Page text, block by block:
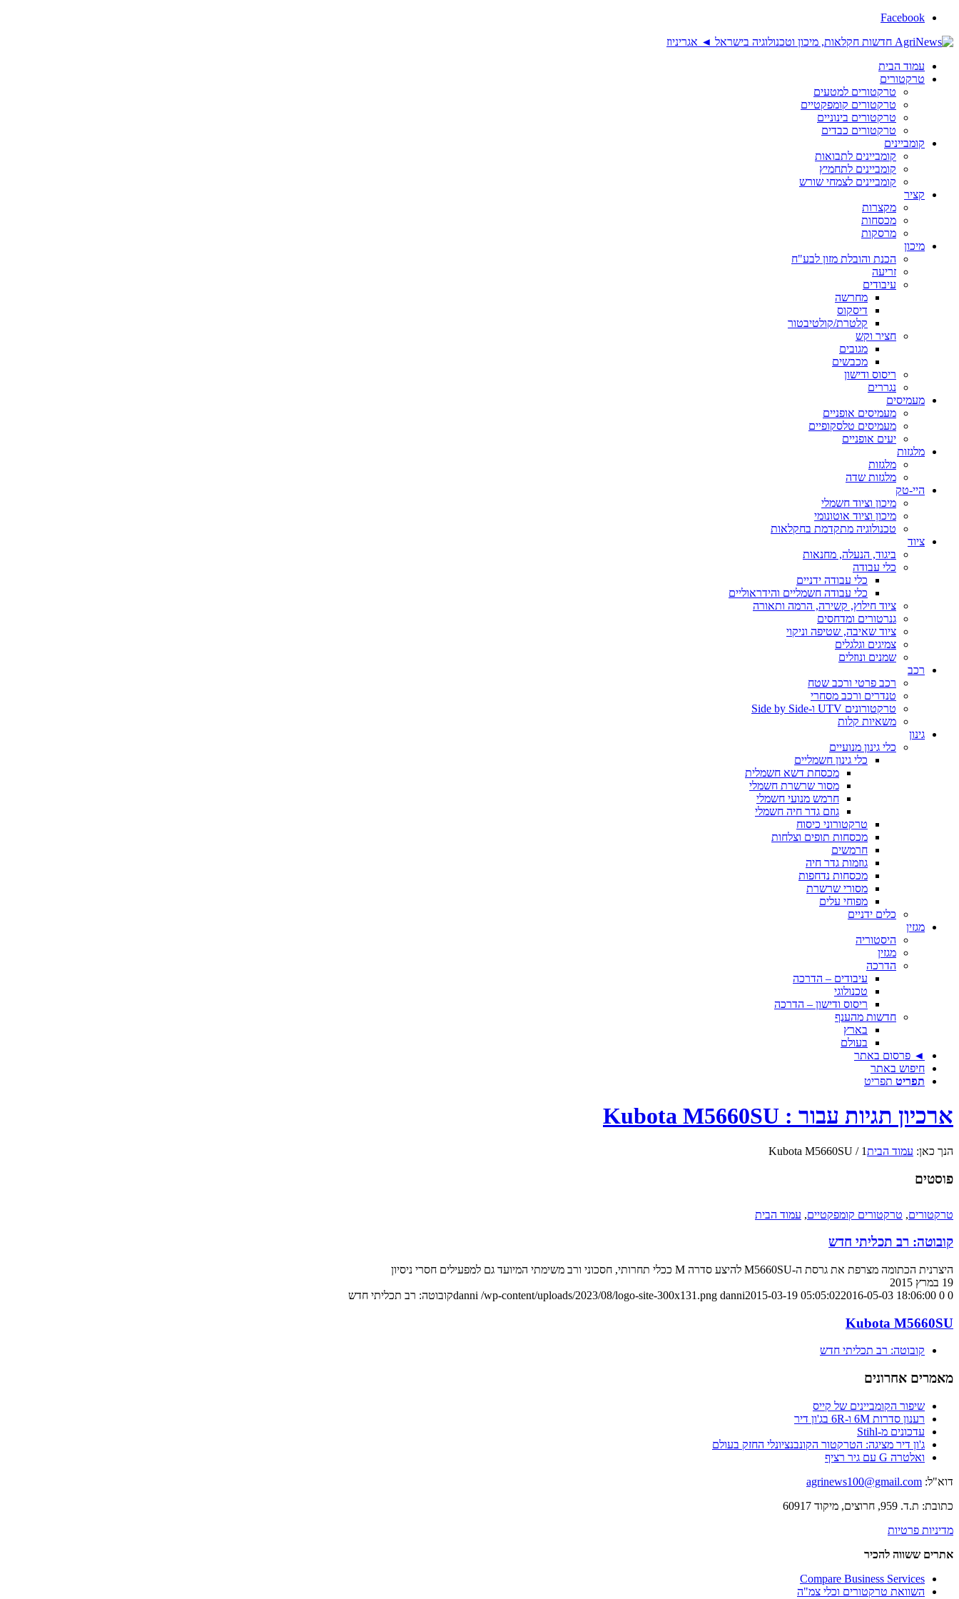
Facebook
עמוד הבית
טרקטורים
טרקטורים למטעים
טרקטורים קומפקטיים
טרקטורים בינוניים
טרקטורים כבדים
קומביינים
קומביינים לתבואות
קומביינים לתחמיץ
קומביינים לצמחי שורש
קציר
מקצרות
מכסחות
מרסקות
מיכון
הכנת והובלת מזון לבע"ח
זריעה
עיבודים
מחרשה
דיסקוס
קלטרת/קולטיבטור
חציר וקש
מגובים
מכבשים
ריסוס ודישון
נגררים
מעמיסים
מעמיסים אופניים
מעמיסים טלסקופיים
יעים אופניים
מלגזות
מלגזות
מלגזות שדה
היי-טק
מיכון וציוד חשמלי
מיכון וציוד אוטונומי
טכנולוגיה מתקדמת בחקלאות
ציוד
ביגוד, הנעלה, מחנאות
כלי עבודה
כלי עבודה ידניים
כלי עבודה חשמליים והידראוליים
ציוד חילוץ, קשירה, הרמה ותאורה
גנרטורים ומדחסים
ציוד שאיבה, שטיפה וניקוי
צמיגים וגלגלים
שמנים ונוזלים
רכב
רכב פרטי ורכב שטח
טנדרים ורכב מסחרי
טרקטורונים UTV ו-Side by Side
משאיות קלות
גינון
כלי גינון מנועיים
כלי גינון חשמליים
מכסחת דשא חשמלית
מסור שרשרת חשמלי
חרמש מנועי חשמלי
גוזם גדר חיה חשמלי
טרקטורוני כיסוח
מכסחות תופים וצלחות
חרמשים
גוזמות גדר חיה
מכסחות נדחפות
מסורי שרשרת
מפוחי עלים
כלים ידניים
מגזין
היסטוריה
מגזין
הדרכה
עיבודים – הדרכה
טכנולוגי
ריסוס ודישון – הדרכה
חדשות מהענף
בארץ
בעולם
◄ פרסום באתר
חיפוש באתר
תפריט תפריט
ארכיון תגיות עבור : Kubota M5660SU
הנך כאן: עמוד הבית1
/
Kubota M5660SU
פוסטים
טרקטורים, טרקטורים קומפקטיים, עמוד הבית
קובוטה: רב תכליתי חדש
היצרנית הכתומה מצרפת את גרסת ה-M5660SU להיצע סדרה M ככלי תחרותי, חסכוני ורב משימתי המיועד גם למפעילים חסרי ניסיון
19 במרץ 2015
0
0
danni /wp-content/uploads/2023/08/logo-site-300x131.png danni2015-03-19 05:05:022016-05-03 18:06:00 קובוטה: רב תכליתי חדש
Kubota M5660SU
קובוטה: רב תכליתי חדש
מאמרים אחרונים
שיפור הקומביינים של קייס
רענון סדרות 6M ו-6R בג'ון דיר
עדכונים מ-Stihl
ג'ון דיר מציגה: הטרקטור הקונבנציונלי החזק בעולם
ואלטרה G עם גיר רציף
דוא"ל: agrinews100@gmail.com
כתובת: ת.ד. 959, חרוצים, מיקוד 60917
מדיניות פרטיות
אתרים ששווה להכיר
Compare Business Services
השוואת טרקטורים וכלי צמ"ה